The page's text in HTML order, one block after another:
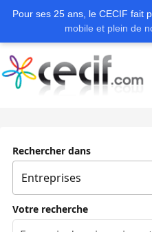
Pour ses 25 ans, le CECIF fait
mobile et plein de
Rechercher dans
Votre recherche